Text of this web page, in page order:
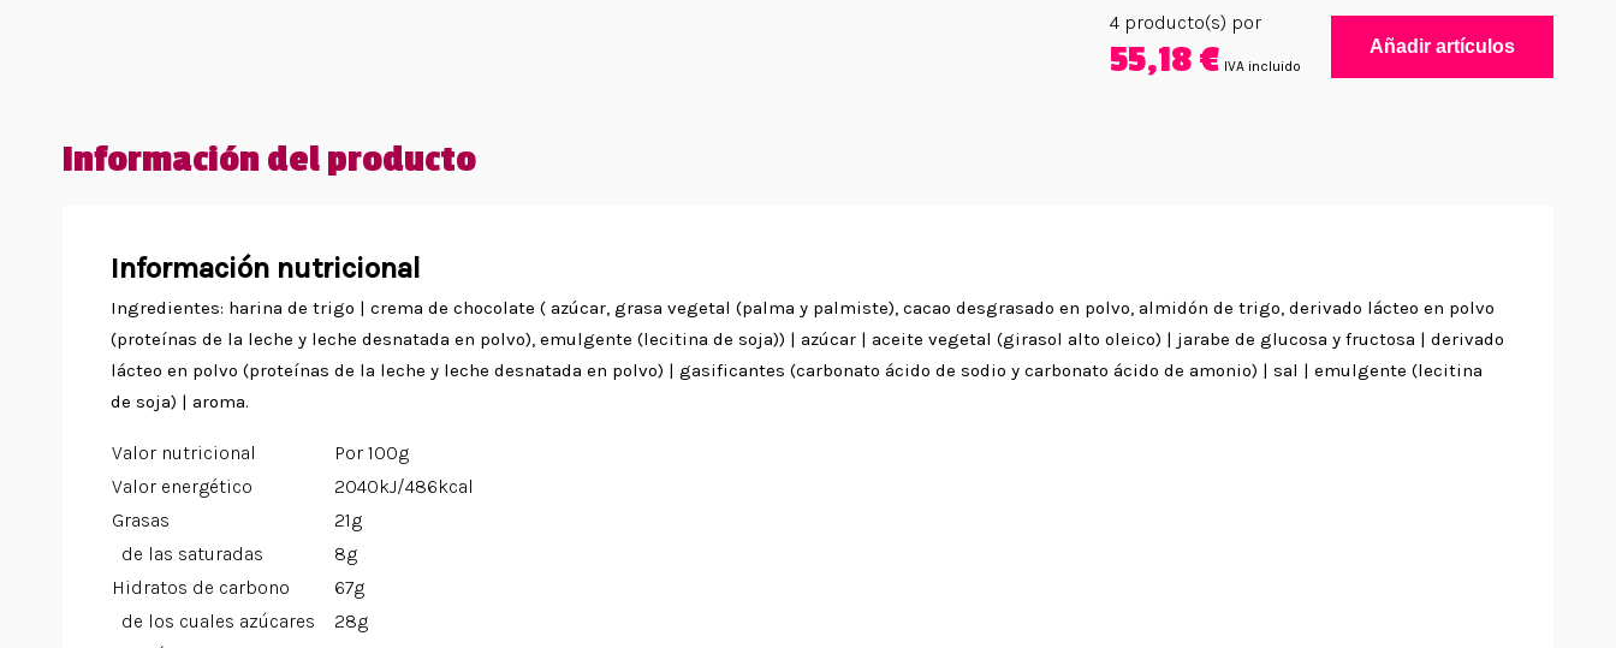
4 producto(s) por
55,18 € IVA incluido
Añadir artículos
Información del producto
Información nutricional
Ingredientes: harina de trigo | crema de chocolate ( azúcar, grasa vegetal (palma y palmiste), cacao desgrasado en polvo, almidón de trigo, derivado lácteo en polvo
(proteínas de la leche y leche desnatada en polvo), emulgente (lecitina de soja)) | azúcar | aceite vegetal (girasol alto oleico) | jarabe de glucosa y fructosa | derivado
lácteo en polvo (proteínas de la leche y leche desnatada en polvo) | gasificantes (carbonato ácido de sodio y carbonato ácido de amonio) | sal | emulgente (lecitina
de soja) | aroma.
Valor nutricional
Por 100g
Valor energético
2040kJ/486kcal
Grasas
21g
de las saturadas
8g
Hidratos de carbono
67g
de los cuales azúcares
28g